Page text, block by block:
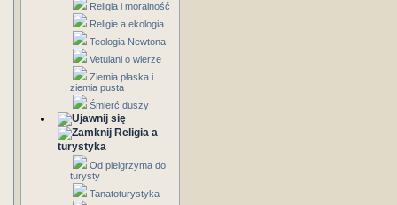
Religia i moralność
Religie a ekologia
Teologia Newtona
Vetulani o wierze
Ziemia płaska i
ziemia pusta
Śmierć duszy
Religia a
turystyka
Od pielgrzyma do
turysty
Tanatoturystyka